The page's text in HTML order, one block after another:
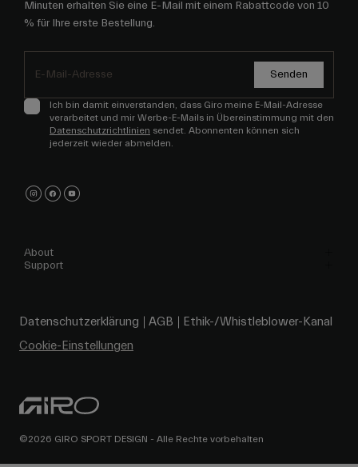
Minuten erhalten Sie eine E-Mail mit einem Rabattcode von 10
% für Ihre erste Bestellung.
Senden
Ich bin damit einverstanden, dass Giro meine E-Mail-Adresse
verarbeitet und mir Werbe-E-Mails in Übereinstimmung mit den
Datenschutzrichtlinien sendet. Abonnenten können sich
jederzeit wieder abmelden.
About
Support
Datenschutzerklärung AGB
Ethik-/Whistleblower-Kanal
Cookie-Einstellungen
©2026 GIRO SPORT DESIGN - Alle Rechte vorbehalten